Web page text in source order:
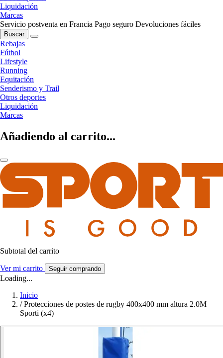
Liquidación
Marcas
Servicio postventa en Francia Pago seguro Devoluciones fáciles
Buscar
Rebajas
Fútbol
Lifestyle
Running
Equitación
Senderismo y Trail
Otros deportes
Liquidación
Marcas
Añadiendo al carrito...
Subtotal del carrito
Ver mi carrito Seguir comprando
Loading...
Inicio
/ Protecciones de postes de rugby 400x400 mm altura 2.0M
Sporti (x4)